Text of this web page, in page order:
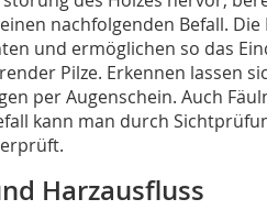
nachfolgenden Befall.
und ermöglichen so das
Pilze. Erkennen lassen
per Augenschein. Auch
kann man durch
Harzausfluss